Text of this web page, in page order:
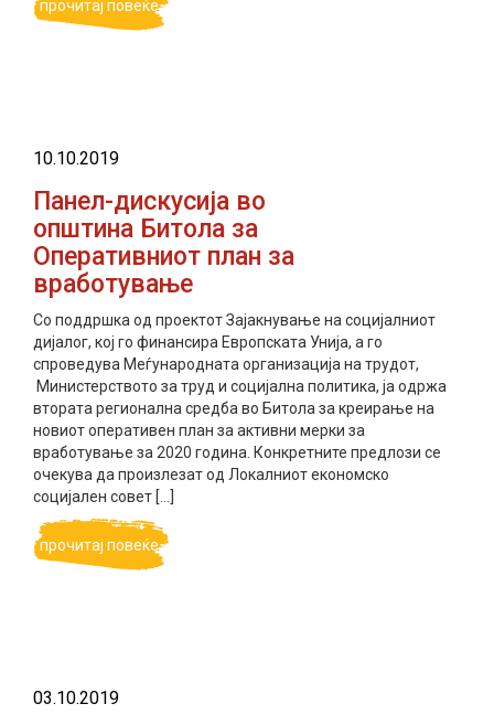
прочитај повеќе
10.10.2019
Панел-дискусија во
општина Битола за
Оперативниот план за
вработување
Со поддршка од проектот Зајакнување на социјалниот
дијалог, кој го финансира Европската Унија, а го
спроведува Меѓународната организација на трудот,
Министерството за труд и социјална политика, ја одржа
втората регионална средба во Битола за креирање на
новиот оперативен план за активни мерки за
вработување за 2020 година. Конкретните предлози се
очекува да произлезат од Локалниот економско
социјален совет […]
прочитај повеќе
03.10.2019